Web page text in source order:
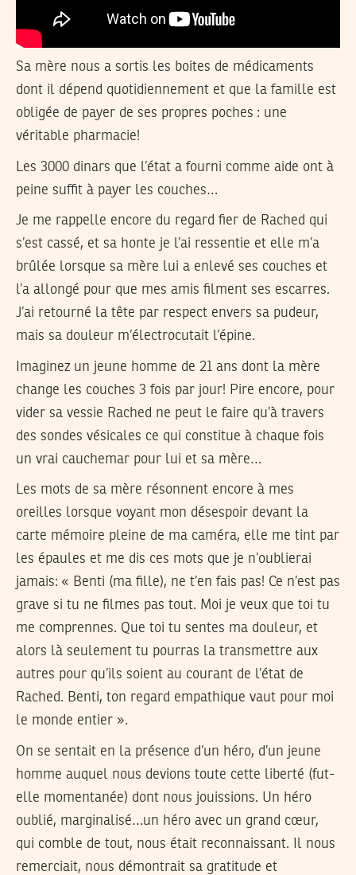
Sa mère nous a sortis les boites de médicaments
dont il dépend quotidiennement et que la famille est
obligée de payer de ses propres poches : une
véritable pharmacie!
Les 3000 dinars que l’état a fourni comme aide ont à
peine suffit à payer les couches…
Je me rappelle encore du regard fier de Rached qui
s’est cassé, et sa honte je l’ai ressentie et elle m’a
brûlée lorsque sa mère lui a enlevé ses couches et
l’a allongé pour que mes amis filment ses escarres.
J’ai retourné la tête par respect envers sa pudeur,
mais sa douleur m’électrocutait l’épine.
Imaginez un jeune homme de 21 ans dont la mère
change les couches 3 fois par jour! Pire encore, pour
vider sa vessie Rached ne peut le faire qu’à travers
des sondes vésicales ce qui constitue à chaque fois
un vrai cauchemar pour lui et sa mère…
Les mots de sa mère résonnent encore à mes
oreilles lorsque voyant mon désespoir devant la
carte mémoire pleine de ma caméra, elle me tint par
les épaules et me dis ces mots que je n’oublierai
jamais: « Benti (ma fille), ne t’en fais pas! Ce n’est pas
grave si tu ne filmes pas tout. Moi je veux que toi tu
me comprennes. Que toi tu sentes ma douleur, et
alors là seulement tu pourras la transmettre aux
autres pour qu’ils soient au courant de l’état de
Rached. Benti, ton regard empathique vaut pour moi
le monde entier ».
On se sentait en la présence d’un héro, d’un jeune
homme auquel nous devions toute cette liberté (fut-
elle momentanée) dont nous jouissions. Un héro
oublié, marginalisé…un héro avec un grand cœur,
qui comble de tout, nous était reconnaissant. Il nous
remerciait, nous démontrait sa gratitude et